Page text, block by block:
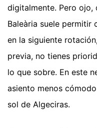
digitalmente. Pero ojo,
Baleària suele permitir
en la siguiente
previa, no tienes
lo que sobre. En este
asiento menos
sol de Algeciras.